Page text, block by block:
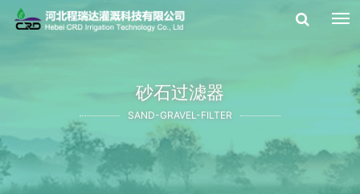
砂石过滤器
SAND-GRAVEL-FILTER